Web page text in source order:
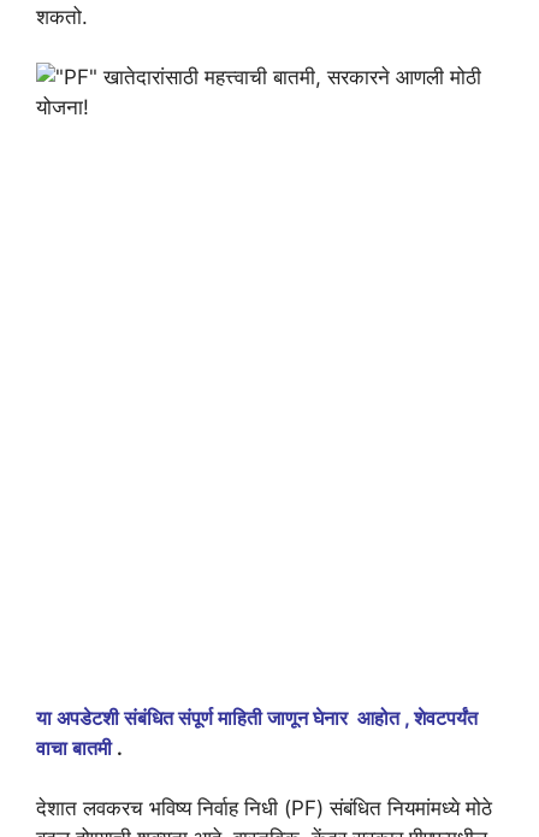
शकतो.
या अपडेटशी संबंधित संपूर्ण माहिती जाणून घेनार आहोत , शेवटपर्यंत
वाचा बातमी.
देशात लवकरच भविष्य निर्वाह निधी (PF) संबंधित नियमांमध्ये मोठे